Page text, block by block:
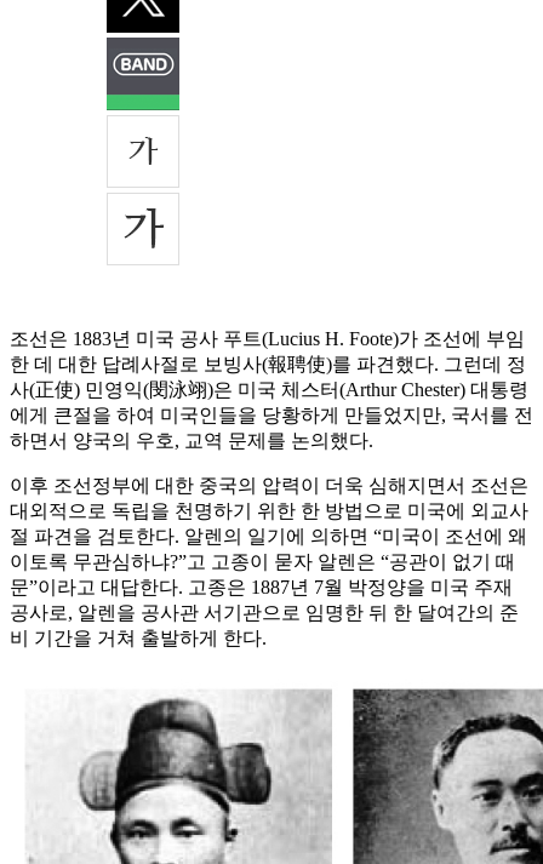
조선은 1883년 미국 공사 푸트(Lucius H. Foote)가 조선에 부임
한 데 대한 답례사절로 보빙사(報聘使)를 파견했다. 그런데 정
사(正使) 민영익(閔泳翊)은 미국 체스터(Arthur Chester) 대통령
에게 큰절을 하여 미국인들을 당황하게 만들었지만, 국서를 전
하면서 양국의 우호, 교역 문제를 논의했다.
이후 조선정부에 대한 중국의 압력이 더욱 심해지면서 조선은
대외적으로 독립을 천명하기 위한 한 방법으로 미국에 외교사
절 파견을 검토한다. 알렌의 일기에 의하면 “미국이 조선에 왜
이토록 무관심하냐?”고 고종이 묻자 알렌은 “공관이 없기 때
문”이라고 대답한다. 고종은 1887년 7월 박정양을 미국 주재
공사로, 알렌을 공사관 서기관으로 임명한 뒤 한 달여간의 준
비 기간을 거쳐 출발하게 한다.